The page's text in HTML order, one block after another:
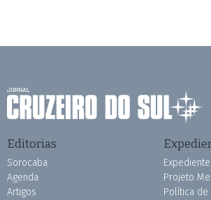
Editorias
Sorocaba
Agenda
Artigos
Expediente
Projeto
Política de